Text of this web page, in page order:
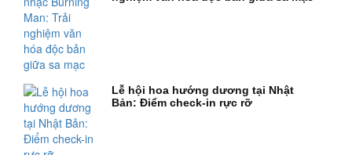
Lễ hội hoa hướng dương tại Nhật
Bản: Điểm check-in rực rỡ